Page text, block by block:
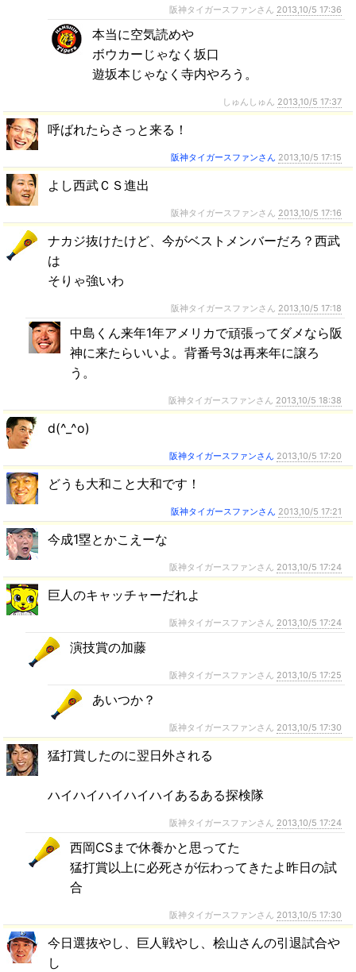
阪神タイガースファンさん 2013,10/5 17:36
本当に空気読めや
ボウカーじゃなく坂口
遊坂本じゃなく寺内やろう。
しゅんしゅん 2013,10/5 17:37
呼ばれたらさっと来る！
阪神タイガースファンさん 2013,10/5 17:15
よし西武ＣＳ進出
阪神タイガースファンさん 2013,10/5 17:16
ナカジ抜けたけど、今がベストメンバーだろ？西武
は
そりゃ強いわ
阪神タイガースファンさん 2013,10/5 17:18
中島くん来年1年アメリカで頑張ってダメなら阪
神に来たらいいよ。背番号3は再来年に譲ろ
う。
阪神タイガースファンさん 2013,10/5 18:38
d(^_^o)
阪神タイガースファンさん 2013,10/5 17:20
どうも大和こと大和です！
阪神タイガースファンさん 2013,10/5 17:21
今成1塁とかこえーな
阪神タイガースファンさん 2013,10/5 17:24
巨人のキャッチャーだれよ
阪神タイガースファンさん 2013,10/5 17:24
演技賞の加藤
阪神タイガースファンさん 2013,10/5 17:25
あいつか？
阪神タイガースファンさん 2013,10/5 17:30
猛打賞したのに翌日外される
ハイハイハイハイハイあるある探検隊
阪神タイガースファンさん 2013,10/5 17:24
西岡CSまで休養かと思ってた
猛打賞以上に必死さが伝わってきたよ昨日の試
合
阪神タイガースファンさん 2013,10/5 17:30
今日選抜やし、巨人戦やし、桧山さんの引退試合や
し